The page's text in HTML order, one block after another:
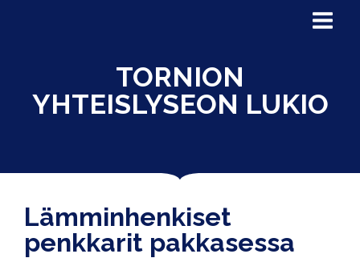
TORNION
YHTEISLYSEON LUKIO
Lämminhenkiset
penkkarit pakkasessa